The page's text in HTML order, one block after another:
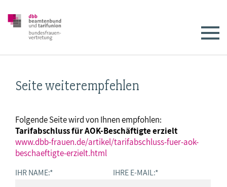
Seite weiterempfehlen
Folgende Seite wird von Ihnen empfohlen:
Tarifabschluss für AOK-Beschäftigte erzielt
www.dbb-frauen.de/artikel/tarifabschluss-fuer-aok-
beschaeftigte-erzielt.html
IHR NAME:* IHRE E-MAIL:*